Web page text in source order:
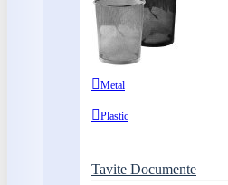
Metal
Plastic
Tavite Documente